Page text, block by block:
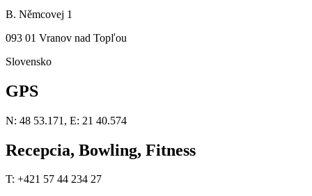
B. Němcovej 1
093 01 Vranov nad Topľou
Slovensko
GPS
N: 48 53.171, E: 21 40.574
Recepcia, Bowling, Fitness
T: +421 57 44 234 27